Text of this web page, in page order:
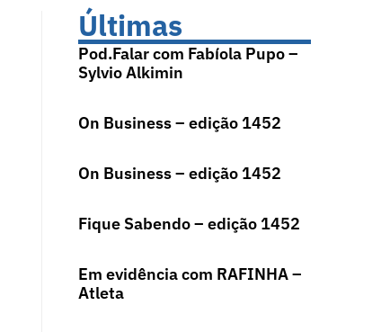
Últimas
Pod.Falar com Fabíola Pupo –
Sylvio Alkimin
On Business – edição 1452
On Business – edição 1452
Fique Sabendo – edição 1452
Em evidência com RAFINHA –
Atleta